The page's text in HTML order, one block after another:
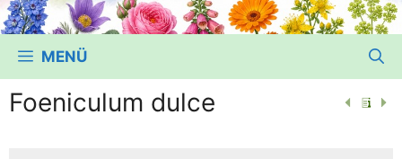
MENÜ
Foeniculum dulce